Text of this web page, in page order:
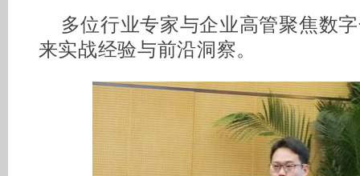
多位行业专家与企业高管聚焦数
来实战经验与前沿洞察。